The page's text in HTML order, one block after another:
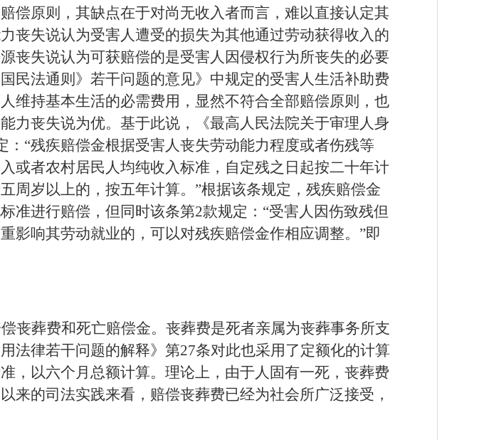
偿原则，其缺点在于对尚无收入者而言，难以直接认定其
丧失说认为受害人遭受的损失为其他通过劳动获得收入的
丧失说认为可获赔偿的是受害人因侵权行为所丧失的必要
民法通则》若干问题的意见》中规定的受害人生活补助费
维持基本生活的必需费用，显然不符合全部赔偿原则，也
力丧失说为优。基于此说，《最高人民法院关于审理人身
：“残疾赔偿金根据受害人丧失劳动能力程度或者伤残等
或者农村居民人均纯收入标准，自定残之日起按二十年计
周岁以上的，按五年计算。”根据该条规定，残疾赔偿金
准进行赔偿，但同时该条第2款规定：“受害人因伤致残但
影响其劳动就业的，可以对残疾赔偿金作相应调整。”即
丧葬费和死亡赔偿金。丧葬费是死者亲属为丧葬事务所支
法律若干问题的解释》第27条对此也采用了定额化的计算
，以六个月总额计算。理论上，由于人固有一死，丧葬费
来的司法实践来看，赔偿丧葬费已经为社会所广泛接受，